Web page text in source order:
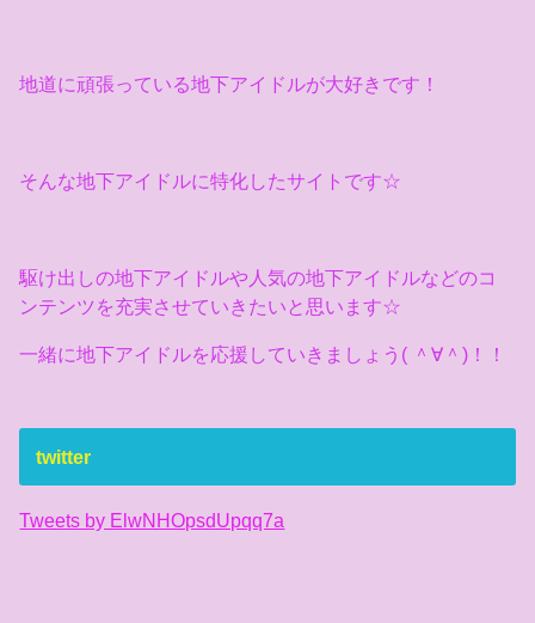
地道に頑張っている地下アイドルが大好きです！
そんな地下アイドルに特化したサイトです☆
駆け出しの地下アイドルや人気の地下アイドルなどのコ
ンテンツを充実させていきたいと思います☆
一緒に地下アイドルを応援していきましょう( ＾∀＾)！！
twitter
Tweets by ElwNHOpsdUpqq7a